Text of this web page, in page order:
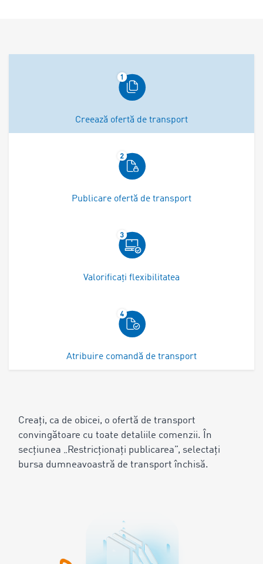
Creează ofertă de transport
Publicare ofertă de transport
Valorificați flexibilitatea
Atribuire comandă de transport
Creați, ca de obicei, o ofertă de transport
convingătoare cu toate detaliile comenzii. În
secțiunea „Restricționați publicarea”, selectați
bursa dumneavoastră de transport închisă.